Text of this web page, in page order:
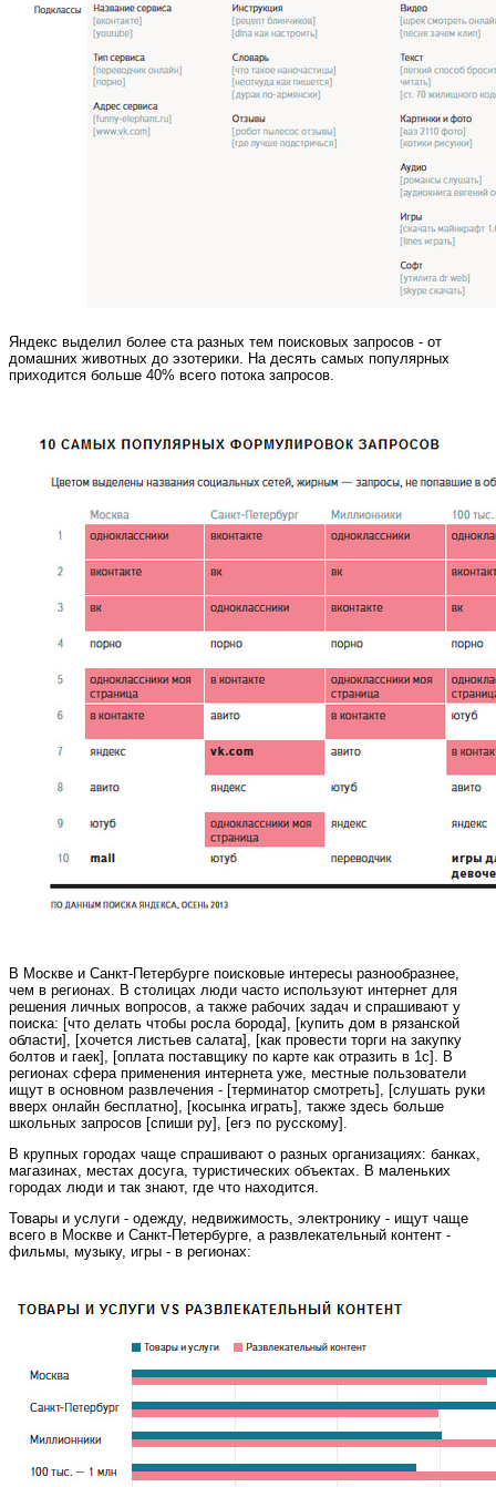
Яндекс выделил более ста разных тем поисковых запросов - от
домашних животных до эзотерики. На десять самых популярных
приходится больше 40% всего потока запросов.
В Москве и Санкт-Петербурге поисковые интересы разнообразнее,
чем в регионах. В столицах люди часто используют интернет для
решения личных вопросов, а также рабочих задач и спрашивают у
поиска: [что делать чтобы росла борода], [купить дом в рязанской
области], [хочется листьев салата], [как провести торги на закупку
болтов и гаек], [оплата поставщику по карте как отразить в 1с]. В
регионах сфера применения интернета уже, местные пользователи
ищут в основном развлечения - [терминатор смотреть], [слушать руки
вверх онлайн бесплатно], [косынка играть], также здесь больше
школьных запросов [спиши ру], [егэ по русскому].
В крупных городах чаще спрашивают о разных организациях: банках,
магазинах, местах досуга, туристических объектах. В маленьких
городах люди и так знают, где что находится.
Товары и услуги - одежду, недвижимость, электронику - ищут чаще
всего в Москве и Санкт-Петербурге, а развлекательный контент -
фильмы, музыку, игры - в регионах: